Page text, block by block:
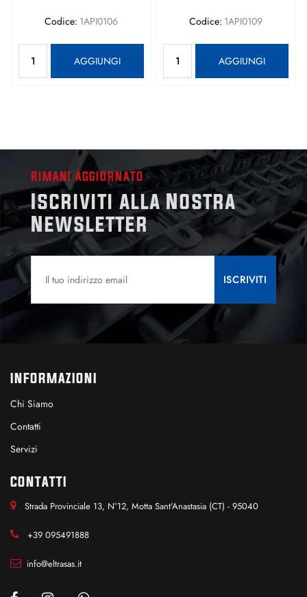
Codice: 1API0106
AGGIUNGI
Codice: 1API0109
AGGIUNGI
RIMANI AGGIORNATO
Iscriviti alla Nostra
Newsletter
INFORMAZIONI
Chi Siamo
Contatti
Servizi
CONTATTI
Strada Provinciale 13, N°12, Motta Sant'Anastasia (CT) - 95040
+39 095491888
info@eltrasas.it